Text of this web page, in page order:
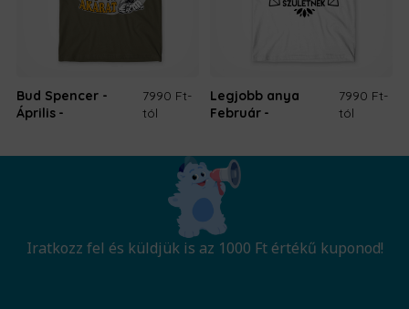
Bud Spencer -
Április
7990 Ft-
tól
Legjobb anya
Február
7990 Ft-
tól
Iratkozz fel és küldjük is az 1000 Ft értékű kuponod!